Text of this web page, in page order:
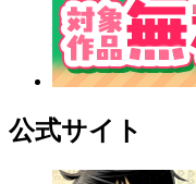
公式サイト